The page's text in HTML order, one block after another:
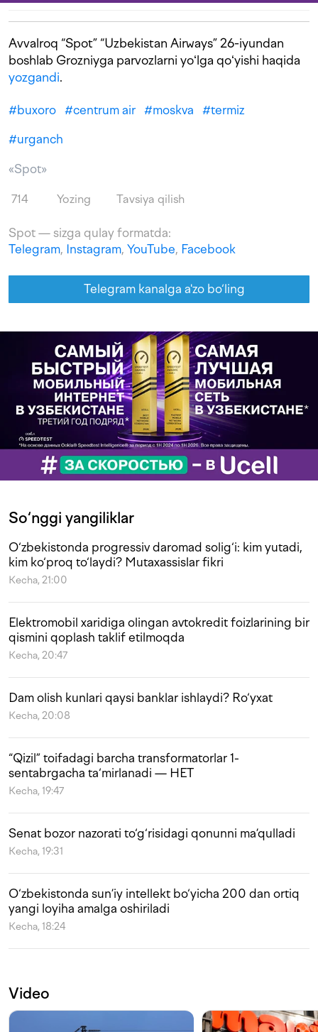
Avvalroq “Spot” “Uzbekistan Airways”26-iyundan
boshlab Grozniyga parvozlarni yoʻlga qoʻyishi haqida
yozgandi.
#buxoro #centrum air #moskva #termiz
#urganch
«Spot»
714 Yozing Tavsiya qilish
Spot — sizga qulay formatda:
Telegram, Instagram, YouTube, Facebook
Telegram kanalga a'zo bo‘ling
So‘nggi yangiliklar
O‘zbekistonda progressiv daromad solig‘i: kim yutadi,
kim ko‘proq to‘laydi? Mutaxassislar fikri
Kecha, 21:00
Elektromobil xaridiga olingan avtokredit foizlarining bir
qismini qoplash taklif etilmoqda
Kecha, 20:47
Dam olish kunlari qaysi banklar ishlaydi? Ro‘yxat
Kecha, 20:08
“Qizil” toifadagi barcha transformatorlar 1-
sentabrgacha ta‘mirlanadi — HET
Kecha, 19:47
Senat bozor nazorati to‘g‘risidagi qonunni ma’qulladi
Kecha, 19:31
O‘zbekistonda sun’iy intellekt bo‘yicha 200 dan ortiq
yangi loyiha amalga oshiriladi
Kecha, 18:24
Video